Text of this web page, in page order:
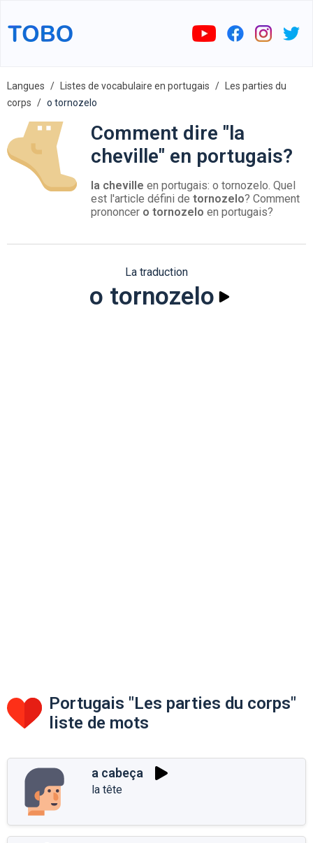
Langues Listes de vocabulaire en portugais
Les parties du
corps
o tornozelo
Comment dire "la
cheville" en portugais?
la cheville en portugais: o tornozelo. Quel
est l'article défini de tornozelo? Comment
prononcer o tornozelo en portugais?
La traduction
o tornozelo
Portugais "Les parties du corps"
liste de mots
a cabeça
la tête